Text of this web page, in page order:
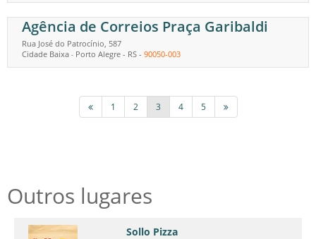
Agência de Correios Praça Garibaldi
Rua José do Patrocínio, 587
Cidade Baixa - Porto Alegre - RS - 90050-003
1 2 3 4 5
Outros lugares
Sollo Pizza